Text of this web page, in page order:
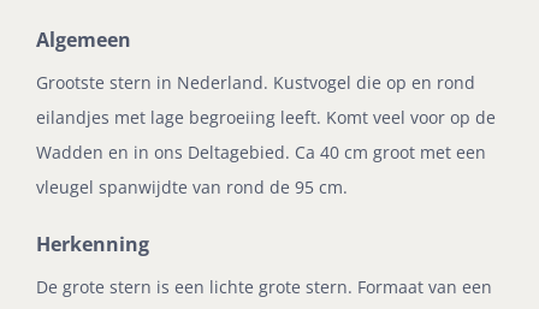
Algemeen
Grootste stern in Nederland. Kustvogel die op en rond
eilandjes met lage begroeiing leeft. Komt veel voor op de
Wadden en in ons Deltagebied. Ca 40 cm groot met een
vleugel spanwijdte van rond de 95 cm.
Herkenning
De grote stern is een lichte grote stern. Formaat van een